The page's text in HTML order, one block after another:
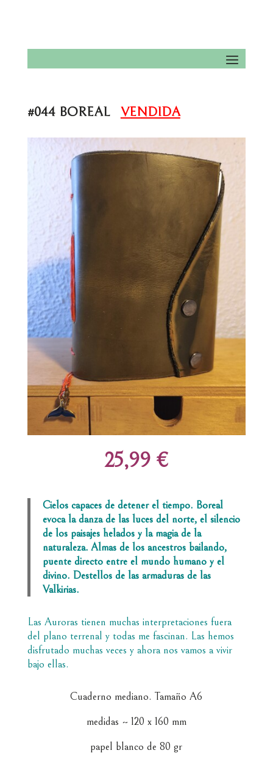
#044 BOREAL VENDIDA
25,99 €
Cielos capaces de detener el tiempo. Boreal
evoca la danza de las luces del norte, el silencio
de los paisajes helados y la magia de la
naturaleza. Almas de los ancestros bailando,
puente directo entre el mundo humano y el
divino. Destellos de las armaduras de las
Valkirias.
Las Auroras tienen muchas interpretaciones fuera
del plano terrenal y todas me fascinan. Las hemos
disfrutado muchas veces y ahora nos vamos a vivir
bajo ellas.
Cuaderno mediano. Tamaño A6
medidas ~ 120 x 160 mm
papel blanco de 80 gr